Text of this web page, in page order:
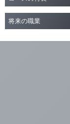
将来の職業